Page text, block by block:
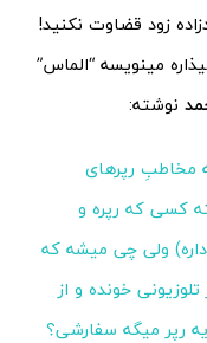
زود قضاوت نکنید!
مینویسه “الماس”
نوشته:
مخاطبِ رپرهای
کسی که رپره و
ولی چی میشه که
خونده و از
رپر میگه سفارشی؟